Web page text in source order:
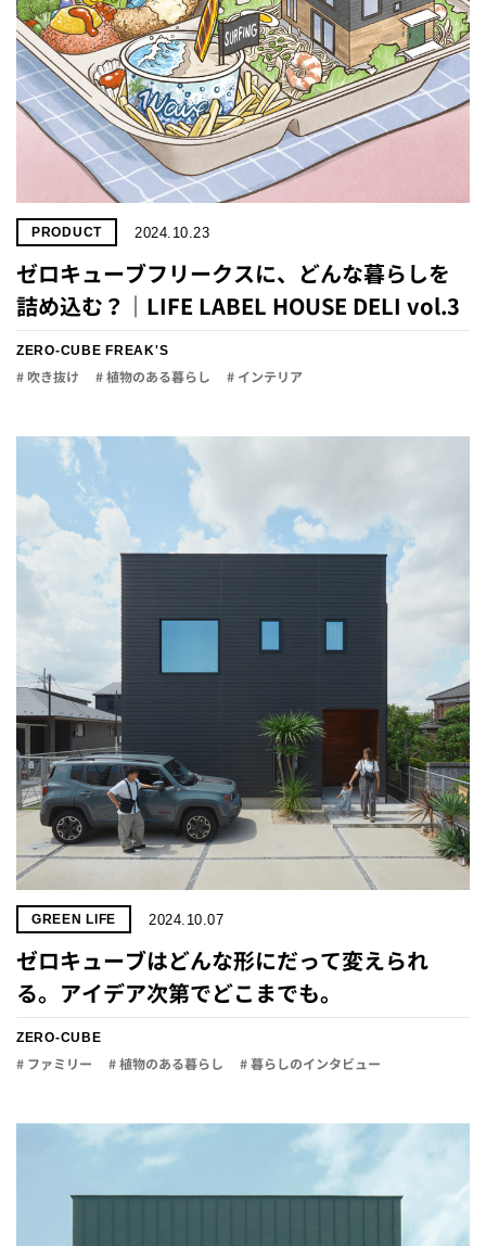
PRODUCT 2024.10.23
ゼロキューブフリークスに、どんな暮らしを
詰め込む？｜LIFE LABEL HOUSE DELI vol.3
ZERO-CUBE FREAK'S
# 吹き抜け # 植物のある暮らし # インテリア
GREEN LIFE 2024.10.07
ゼロキューブはどんな形にだって変えられ
る。アイデア次第でどこまでも。
ZERO-CUBE
# ファミリー # 植物のある暮らし # 暮らしのインタビュー